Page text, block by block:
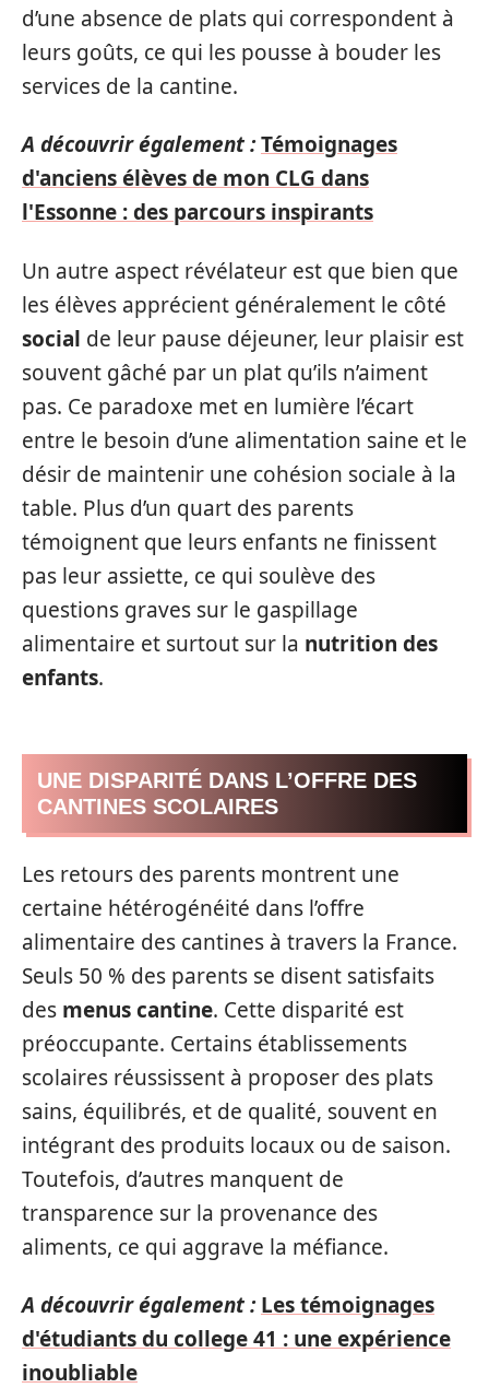
d’une absence de plats qui correspondent à
leurs goûts, ce qui les pousse à bouder les
services de la cantine.
A découvrir également :Témoignages
d'anciens élèves de mon CLG dans
l'Essonne : des parcours inspirants
Un autre aspect révélateur est que bien que
les élèves apprécient généralement le côté
social de leur pause déjeuner, leur plaisir est
souvent gâché par un plat qu’ils n’aiment
pas. Ce paradoxe met en lumière l’écart
entre le besoin d’une alimentation saine et le
désir de maintenir une cohésion sociale à la
table. Plus d’un quart des parents
témoignent que leurs enfants ne finissent
pas leur assiette, ce qui soulève des
questions graves sur le gaspillage
alimentaire et surtout sur la nutrition des
enfants.
UNE DISPARITÉ DANS L’OFFRE DES
CANTINES SCOLAIRES
Les retours des parents montrent une
certaine hétérogénéité dans l’offre
alimentaire des cantines à travers la France.
Seuls 50 % des parents se disent satisfaits
des menus cantine. Cette disparité est
préoccupante. Certains établissements
scolaires réussissent à proposer des plats
sains, équilibrés, et de qualité, souvent en
intégrant des produits locaux ou de saison.
Toutefois, d’autres manquent de
transparence sur la provenance des
aliments, ce qui aggrave la méfiance.
A découvrir également : Les témoignages
d'étudiants du college 41 : une expérience
inoubliable